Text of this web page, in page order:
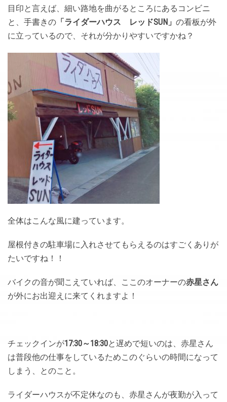
目印と言えば、細い路地を曲がるところにあるコンビニ
と、手書きの 「ライダーハウス レッドSUN」 の看板が外
に立っているので、それが分かりやすいですかね？
全体はこんな風に建っています。
屋根付きの駐車場に入れさせてもらえるのはすごくありが
たいですね！！
バイクの音が聞こえていれば、ここのオーナーの赤星さん
が外にお出迎えに来てくれますよ！
チェックインが17:30～18:30と遅めで短いのは、赤星さん
は普段他の仕事をしているためこのぐらいの時間になって
しまう、とのこと。
ライダーハウスが不定休なのも、赤星さんが夜勤が入って